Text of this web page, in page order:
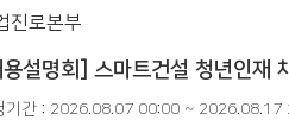
진로본부
용설명회] 스마트건설 청년인재
기간 : 2026.08.07 00:00 ~ 2026.08.17